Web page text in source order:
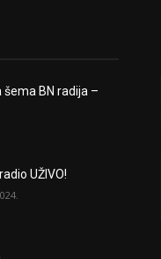
šema BN radija –
UŽIVO!